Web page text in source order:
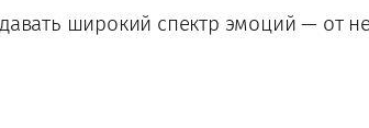
широкий спектр эмоций — от